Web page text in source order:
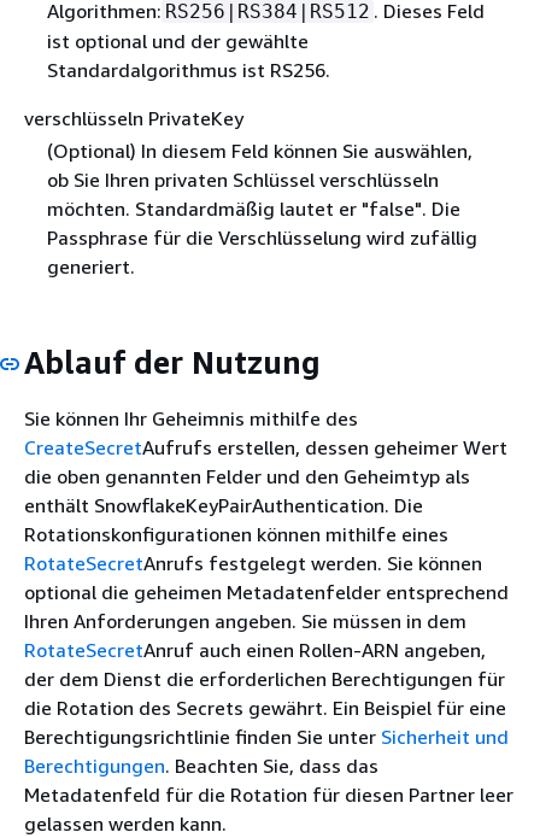
Algorithmen: RS256|RS384|RS512 . Dieses Feld
ist optional und der gewählte
Standardalgorithmus ist RS256.
verschlüsseln PrivateKey
(Optional) In diesem Feld können Sie auswählen,
ob Sie Ihren privaten Schlüssel verschlüsseln
möchten. Standardmäßig lautet er "false". Die
Passphrase für die Verschlüsselung wird zufällig
generiert.
Ablauf der Nutzung
Sie können Ihr Geheimnis mithilfe des
CreateSecretAufrufs erstellen, dessen geheimer Wert
die oben genannten Felder und den Geheimtyp als
enthält SnowflakeKeyPairAuthentication. Die
Rotationskonfigurationen können mithilfe eines
RotateSecretAnrufs festgelegt werden. Sie können
optional die geheimen Metadatenfelder entsprechend
Ihren Anforderungen angeben. Sie müssen in dem
RotateSecretAnruf auch einen Rollen-ARN angeben,
der dem Dienst die erforderlichen Berechtigungen für
die Rotation des Secrets gewährt. Ein Beispiel für eine
Berechtigungsrichtlinie finden Sie unter Sicherheit und
Berechtigungen. Beachten Sie, dass das
Metadatenfeld für die Rotation für diesen Partner leer
gelassen werden kann.